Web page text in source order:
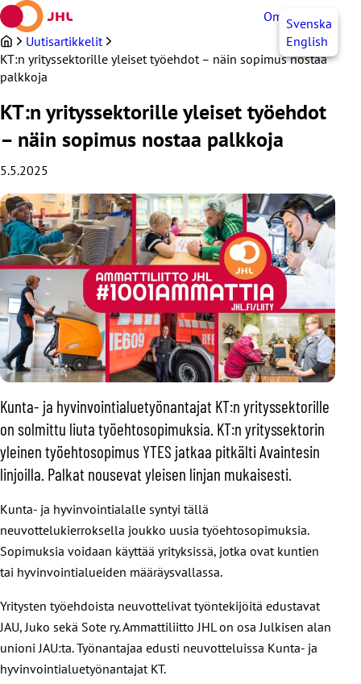
Siirry
sisältöön
OmaJHLSvenska
English
Uutisartikkelit
KT:n yrityssektorille yleiset työehdot – näin sopimus nostaa
palkkoja
KT:n yrityssektorille yleiset työehdot
– näin sopimus nostaa palkkoja
5.5.2025
Kunta- ja hyvinvointialuetyönantajat KT:n yrityssektorille
on solmittu liuta työehtosopimuksia. KT:n yrityssektorin
yleinen työehtosopimus YTES jatkaa pitkälti Avaintesin
linjoilla. Palkat nousevat yleisen linjan mukaisesti.
Kunta- ja hyvinvointialalle syntyi tällä
neuvottelukierroksella joukko uusia työehtosopimuksia.
Sopimuksia voidaan käyttää yrityksissä, jotka ovat kuntien
tai hyvinvointialueiden määräysvallassa.
Yritysten työehdoista neuvottelivat työntekijöitä edustavat
JAU, Juko sekä Sote ry. Ammattiliitto JHL on osa Julkisen alan
unioni JAU:ta. Työnantajaa edusti neuvotteluissa Kunta- ja
hyvinvointialuetyönantajat KT.